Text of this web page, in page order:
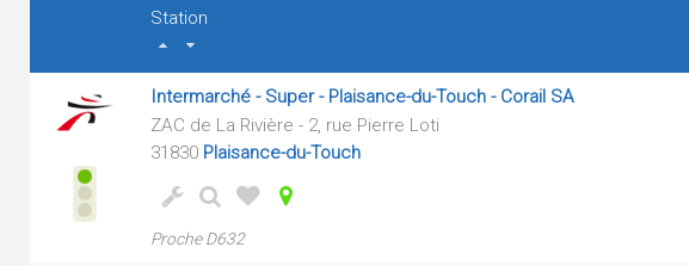
Station
Intermarché - Super - Plaisance-du-Touch - Corail SA
ZAC de La Rivière - 2, rue Pierre Loti
31830 Plaisance-du-Touch
Proche D632